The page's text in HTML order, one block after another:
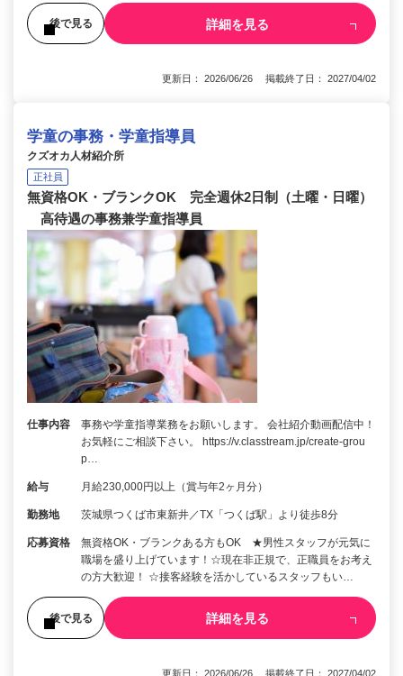
後で見る 詳細を見る
更新日： 2026/06/26 掲載終了日： 2027/04/02
学童の事務・学童指導員
クズオカ人材紹介所
正社員
無資格OK・ブランクOK 完全週休2日制（土曜・日曜）
高待遇の事務兼学童指導員
仕事内容
事務や学童指導業務をお願いします。 会社紹介動画配信中！
お気軽にご相談下さい。 https://v.classtream.jp/create-grou
p…
給与 月給230,000円以上（賞与年2ヶ月分）
勤務地 茨城県つくば市東新井／TX「つくば駅」より徒歩8分
応募資格
無資格OK・ブランクある方もOK ★男性スタッフが元気に
職場を盛り上げています！☆現在非正規で、正職員をお考え
の方大歓迎！ ☆接客経験を活かしているスタッフもい…
後で見る 詳細を見る
更新日： 2026/06/26 掲載終了日： 2027/04/02